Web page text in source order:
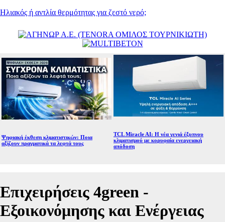
Ηλιακός ή αντλία θερμότητας για ζεστό νερό;
Ψηφιακή έκθεση κλιματιστικών: Ποια
αξίζουν πραγματικά τα λεφτά τους
TCL Miracle AI: Η νέα γενιά έξυπνου
κλιματισμού με κορυφαία ενεργειακή
απόδοση